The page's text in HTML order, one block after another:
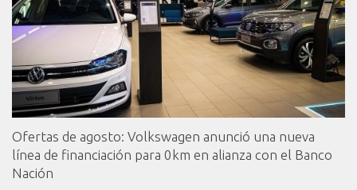
Ofertas de agosto: Volkswagen anunció una nueva
línea de financiación para 0km en alianza con el Banco
Nación